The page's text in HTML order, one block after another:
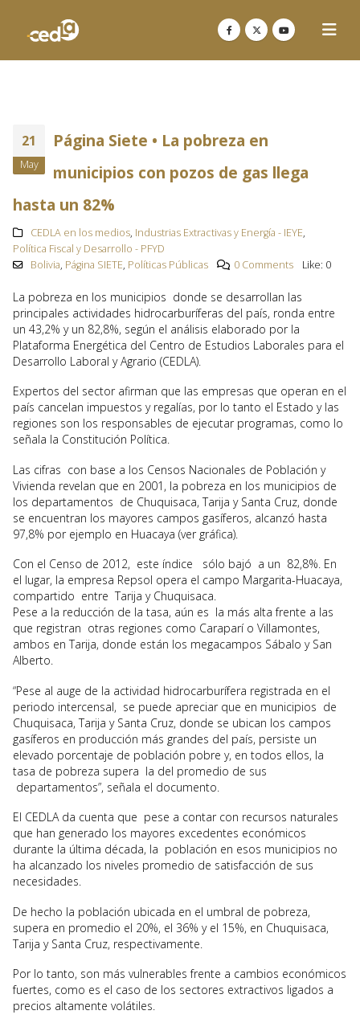
21
May
Página Siete • La pobreza en
municipios con pozos de gas llega
hasta un 82%
CEDLA en los medios, Industrias Extractivas y Energía - IEYE,
Política Fiscal y Desarrollo - PFYD
Bolivia, Página SIETE, Políticas Públicas 0 Comments Like: 0
La pobreza en los municipios donde se desarrollan las
principales actividades hidrocarburíferas del país, ronda entre
un 43,2% y un 82,8%, según el análisis elaborado por la
Plataforma Energética del Centro de Estudios Laborales para el
Desarrollo Laboral y Agrario (CEDLA).
Expertos del sector afirman que las empresas que operan en el
país cancelan impuestos y regalías, por lo tanto el Estado y las
regiones son los responsables de ejecutar programas, como lo
señala la Constitución Política.
Las cifras con base a los Censos Nacionales de Población y
Vivienda revelan que en 2001, la pobreza en los municipios de
los departamentos de Chuquisaca, Tarija y Santa Cruz, donde
se encuentran los mayores campos gasíferos, alcanzó hasta
97,8% por ejemplo en Huacaya (ver gráfica).
Con el Censo de 2012, este índice sólo bajó a un 82,8%. En
el lugar, la empresa Repsol opera el campo Margarita-Huacaya,
compartido entre Tarija y Chuquisaca.
Pese a la reducción de la tasa, aún es la más alta frente a las
que registran otras regiones como Caraparí o Villamontes,
ambos en Tarija, donde están los megacampos Sábalo y San
Alberto.
“Pese al auge de la actividad hidrocarburífera registrada en el
periodo intercensal, se puede apreciar que en municipios de
Chuquisaca, Tarija y Santa Cruz, donde se ubican los campos
gasíferos en producción más grandes del país, persiste un
elevado porcentaje de población pobre y, en todos ellos, la
tasa de pobreza supera la del promedio de sus
departamentos”, señala el documento.
El CEDLA da cuenta que pese a contar con recursos naturales
que han generado los mayores excedentes económicos
durante la última década, la población en esos municipios no
ha alcanzado los niveles promedio de satisfacción de sus
necesidades.
De hecho la población ubicada en el umbral de pobreza,
supera en promedio el 20%, el 36% y el 15%, en Chuquisaca,
Tarija y Santa Cruz, respectivamente.
Por lo tanto, son más vulnerables frente a cambios económicos
fuertes, como es el caso de los sectores extractivos ligados a
precios altamente volátiles.